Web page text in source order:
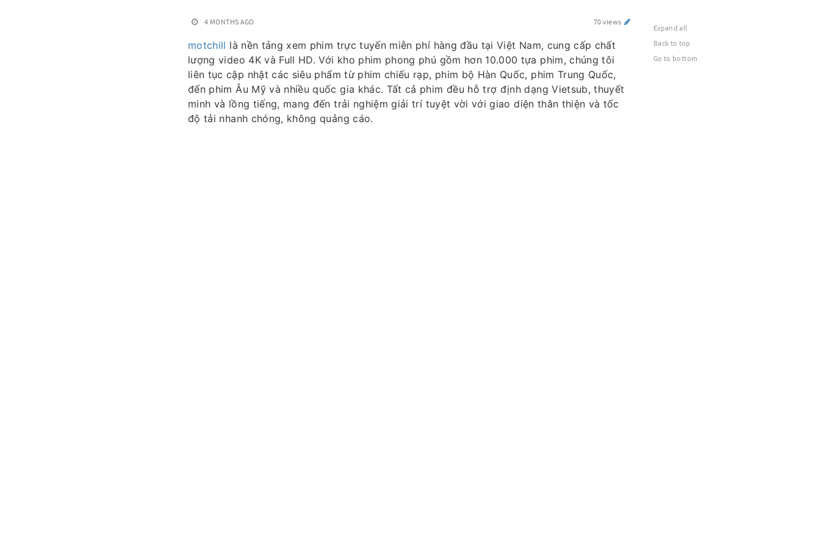
4 MONTHS AGO 70 views
motchill là nền tảng xem phim trực tuyến miễn phí hàng đầu tại Việt Nam, cung cấp chất
lượng video 4K và Full HD. Với kho phim phong phú gồm hơn 10.000 tựa phim, chúng tôi
liên tục cập nhật các siêu phẩm từ phim chiếu rạp, phim bộ Hàn Quốc, phim Trung Quốc,
đến phim Âu Mỹ và nhiều quốc gia khác. Tất cả phim đều hỗ trợ định dạng Vietsub, thuyết
minh và lồng tiếng, mang đến trải nghiệm giải trí tuyệt vời với giao diện thân thiện và tốc
độ tải nhanh chóng, không quảng cáo.
Expand all
Back to top
Go to bottom